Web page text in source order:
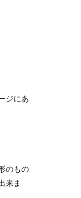
ジにあ
のもの
来ま